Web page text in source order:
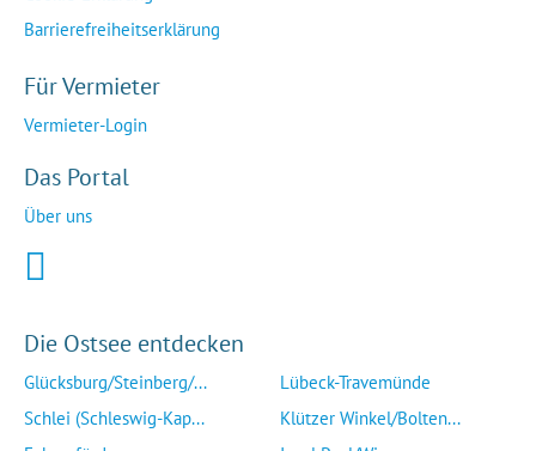
Barrierefreiheitserklärung
Für Vermieter
Vermieter-Login
Das Portal
Über uns
Die Ostsee entdecken
Glücksburg/Steinberg/...
Schlei (Schleswig-Kap...
Lübeck-Travemünde
Klützer Winkel/Bolten...